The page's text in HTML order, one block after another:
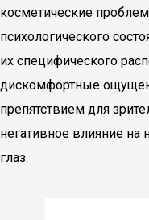
косметические
психологического
их специфического
дискомфортные
препятствием для
негативное влияние
глаз.